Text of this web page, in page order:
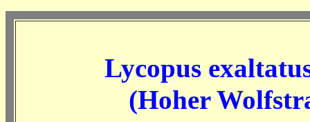
Lycopus
(Hoher